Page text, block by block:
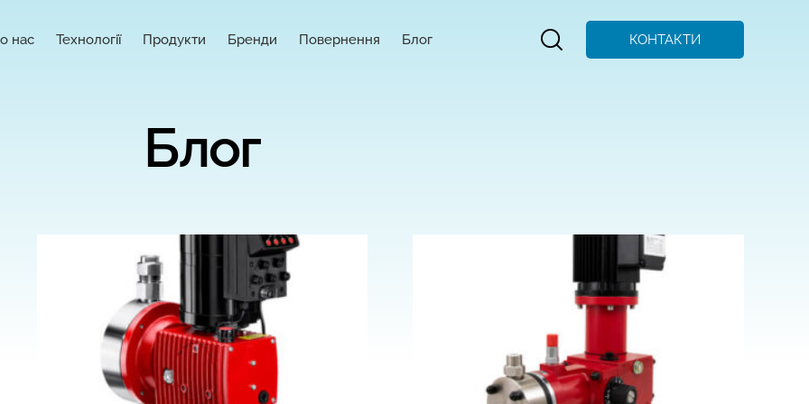
нас Технології Продукти Бренди Повернення Блог КОНТАКТИ
Блог